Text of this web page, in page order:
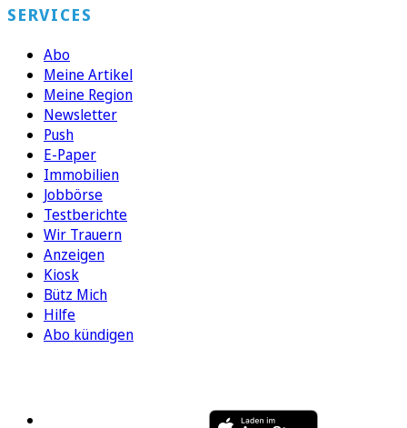
SERVICES
Abo
Meine Artikel
Meine Region
Newsletter
Push
E-Paper
Immobilien
Jobbörse
Testberichte
Wir Trauern
Anzeigen
Kiosk
Bütz Mich
Hilfe
Abo kündigen